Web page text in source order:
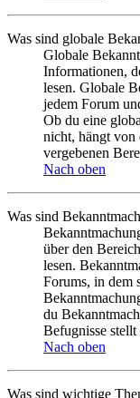
Was sind globale
Globale
Informationen,
lesen. Globale
jedem Forum
Ob du eine
nicht, hängt
vergebenen
Nach oben
Was sind
über den
lesen.
Forums, in dem
du
Befugnisse
Nach oben
Was sind wichtige